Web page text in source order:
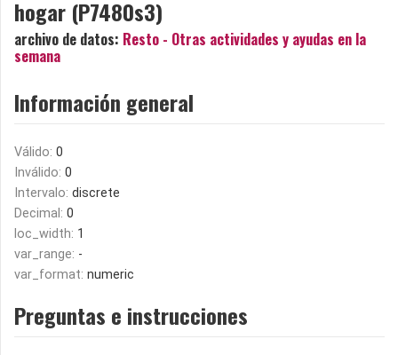
hogar (P7480s3)
archivo de datos: Resto - Otras actividades y ayudas en la
semana
Información general
Válido: 0
Inválido: 0
Intervalo: discrete
Decimal: 0
loc_width: 1
var_range: -
var_format: numeric
Preguntas e instrucciones